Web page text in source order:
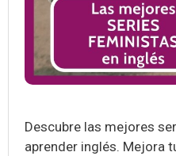
Descubre las mejores
aprender inglés. Mejora